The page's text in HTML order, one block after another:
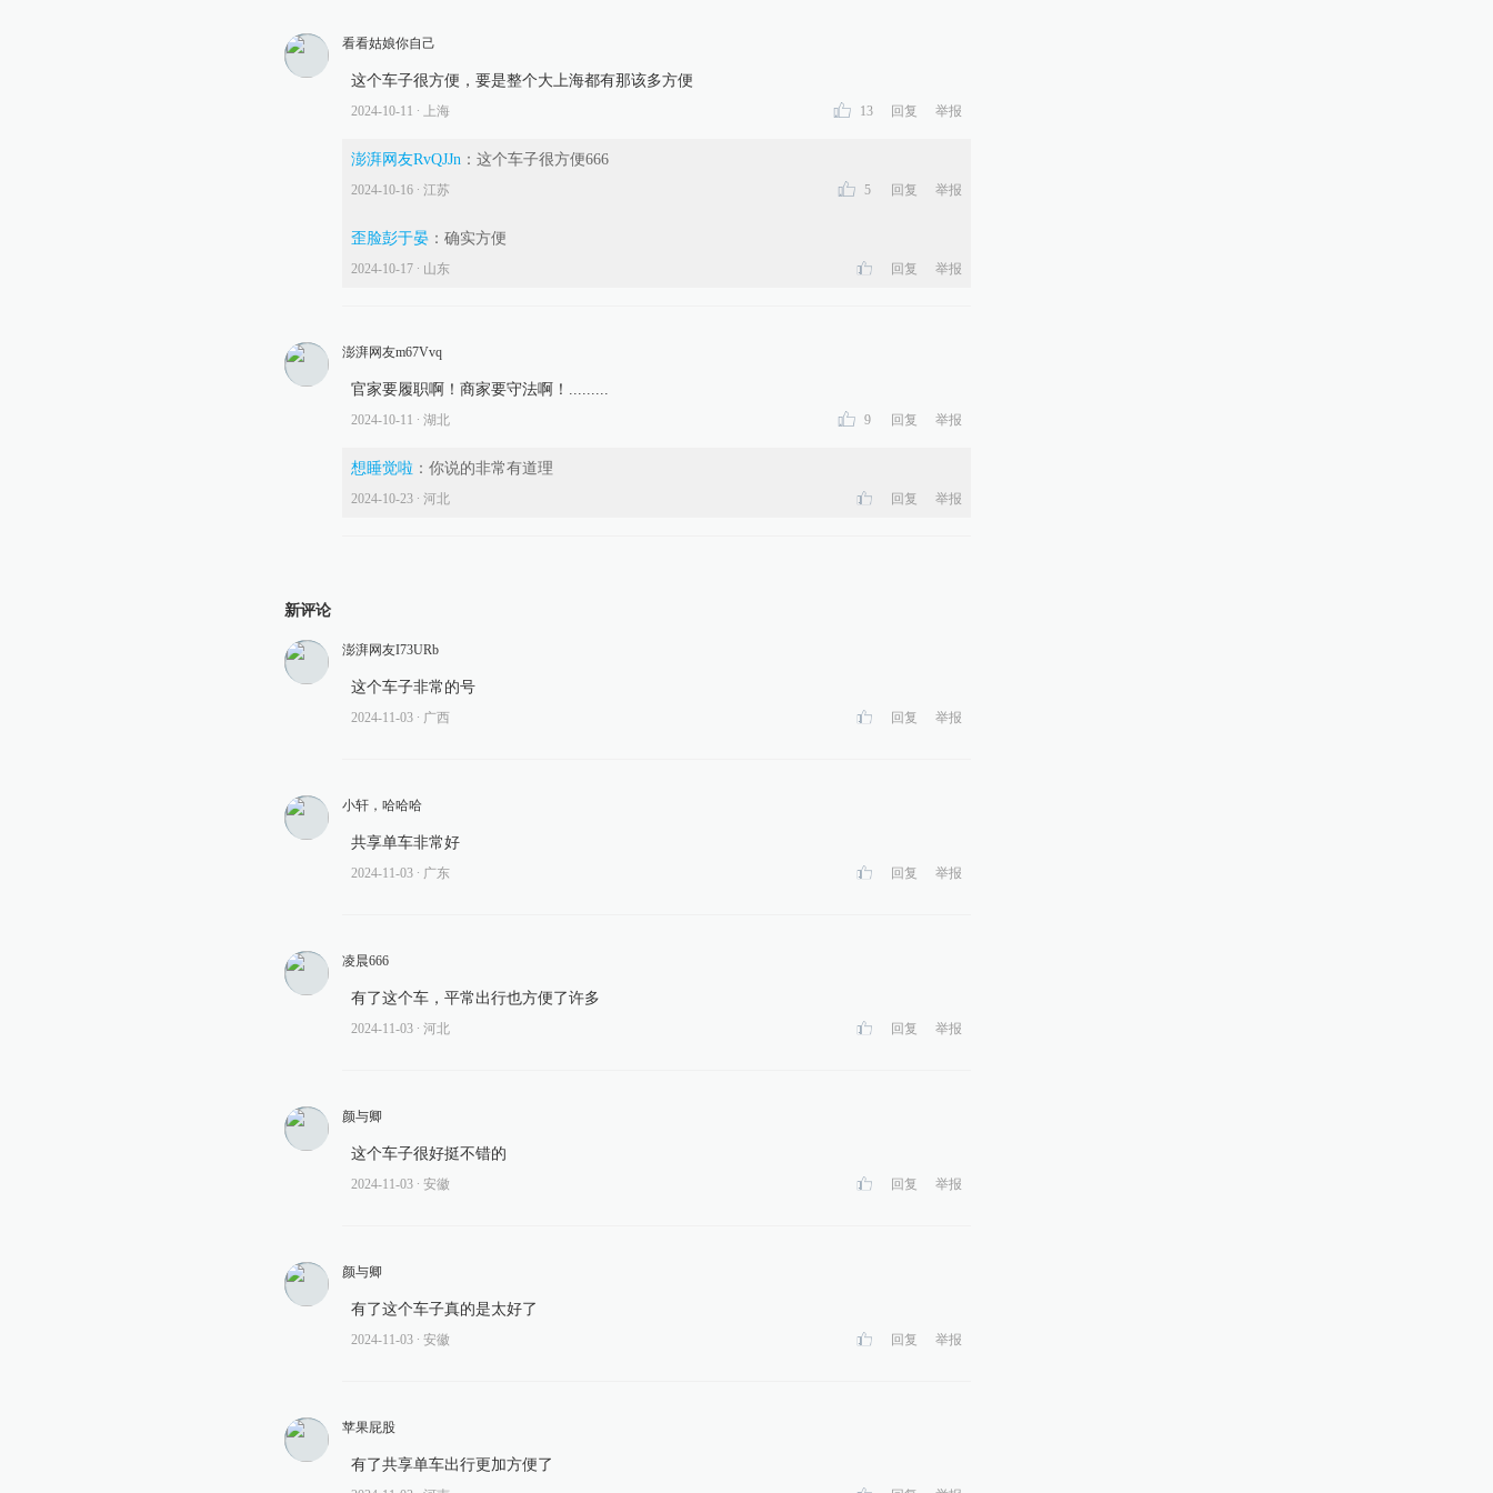
看看姑娘你自己
这个车子很方便，要是整个大上海都有那该多方便
2024-10-11 ∙ 上海 13 回复 举报
澎湃网友RvQJJn ： 这个车子很方便666
2024-10-16 ∙ 江苏 5 回复 举报
歪脸彭于晏 ： 确实方便
2024-10-17 ∙ 山东 回复 举报
澎湃网友m67Vvq
官家要履职啊！商家要守法啊！.........
2024-10-11 ∙ 湖北 9 回复 举报
想睡觉啦 ： 你说的非常有道理
2024-10-23 ∙ 河北 回复 举报
新评论
澎湃网友I73URb
这个车子非常的号
2024-11-03 ∙ 广西 回复 举报
小轩，哈哈哈
共享单车非常好
2024-11-03 ∙ 广东 回复 举报
凌晨666
有了这个车，平常出行也方便了许多
2024-11-03 ∙ 河北 回复 举报
颜与卿
这个车子很好挺不错的
2024-11-03 ∙ 安徽 回复 举报
颜与卿
有了这个车子真的是太好了
2024-11-03 ∙ 安徽 回复 举报
苹果屁股
有了共享单车出行更加方便了